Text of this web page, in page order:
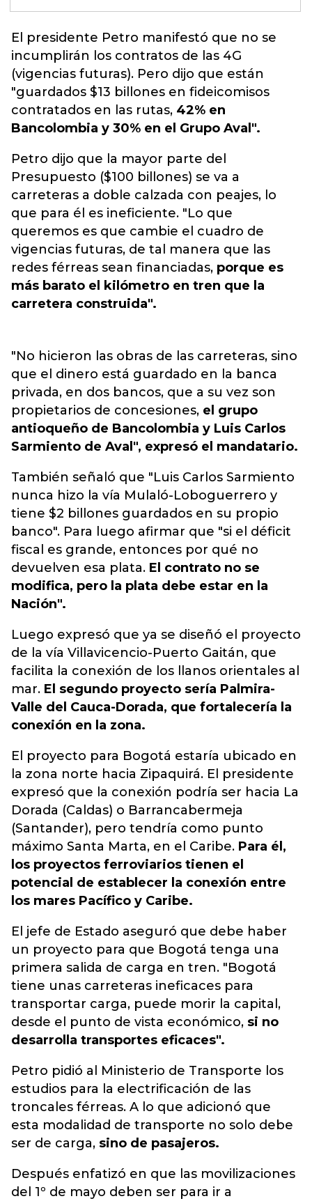
El presidente Petro manifestó que no se
incumplirán los contratos de las 4G
(vigencias futuras). Pero dijo que están
"guardados $13 billones en fideicomisos
contratados en las rutas, 42% en
Bancolombia y 30% en el Grupo Aval".
Petro dijo que la mayor parte del
Presupuesto ($100 billones) se va a
carreteras a doble calzada con peajes, lo
que para él es ineficiente. "Lo que
queremos es que cambie el cuadro de
vigencias futuras, de tal manera que las
redes férreas sean financiadas, porque es
más barato el kilómetro en tren que la
carretera construida".
"No hicieron las obras de las carreteras, sino
que el dinero está guardado en la banca
privada, en dos bancos, que a su vez son
propietarios de concesiones, el grupo
antioqueño de Bancolombia y Luis Carlos
Sarmiento de Aval", expresó el mandatario.
También señaló que "Luis Carlos Sarmiento
nunca hizo la vía Mulaló-Loboguerrero y
tiene $2 billones guardados en su propio
banco". Para luego afirmar que "si el déficit
fiscal es grande, entonces por qué no
devuelven esa plata. El contrato no se
modifica, pero la plata debe estar en la
Nación".
Luego expresó que ya se diseñó el proyecto
de la vía Villavicencio-Puerto Gaitán, que
facilita la conexión de los llanos orientales al
mar. El segundo proyecto sería Palmira-
Valle del Cauca-Dorada, que fortalecería la
conexión en la zona.
El proyecto para Bogotá estaría ubicado en
la zona norte hacia Zipaquirá. El presidente
expresó que la conexión podría ser hacia La
Dorada (Caldas) o Barrancabermeja
(Santander), pero tendría como punto
máximo Santa Marta, en el Caribe. Para él,
los proyectos ferroviarios tienen el
potencial de establecer la conexión entre
los mares Pacífico y Caribe.
El jefe de Estado aseguró que debe haber
un proyecto para que Bogotá tenga una
primera salida de carga en tren. "Bogotá
tiene unas carreteras ineficaces para
transportar carga, puede morir la capital,
desde el punto de vista económico, si no
desarrolla transportes eficaces".
Petro pidió al Ministerio de Transporte los
estudios para la electrificación de las
troncales férreas. A lo que adicionó que
esta modalidad de transporte no solo debe
ser de carga, sino de pasajeros.
Después enfatizó en que las movilizaciones
del 1º de mayo deben ser para ir a